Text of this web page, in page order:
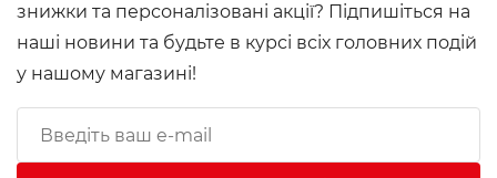
знижки та персоналізовані акції? Підпишіться на
наші новини та будьте в курсі всіх головних подій
у нашому магазині!